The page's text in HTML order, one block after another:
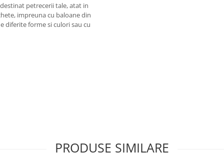
petrecerii tale, atat in
impreuna cu baloane din
diferite forme si culori sau cu
PRODUSE SIMILARE